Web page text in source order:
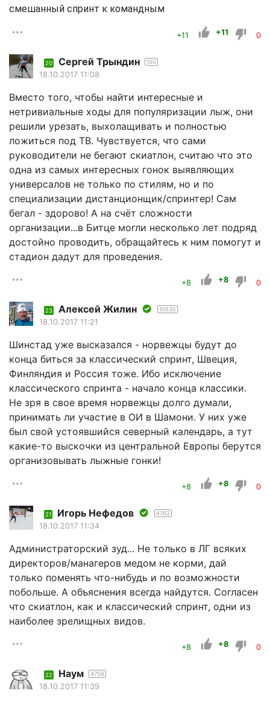
смешанный спринт к командным
+11 +11 0
20 Сергей Трындин 150
18.10.2017 11:08
Вместо того, чтобы найти интересные и
нетривиальные ходы для популяризации лыж, они
решили урезать, выхолащивать и полностью
ложиться под ТВ. Чувствуется, что сами
руководители не бегают скиатлон, считаю что это
одна из самых интересных гонок выявляющих
универсалов не только по стилям, но и по
специализации дистанционщик/спринтер! Сам
бегал - здорово! А на счёт сложности
организации...в Битце могли несколько лет подряд
достойно проводить, обращайтесь к ним помогут и
стадион дадут для проведения.
+8 +8 0
23 Алексей Жилин 10535
18.10.2017 11:21
Шинстад уже высказался - норвежцы будут до
конца биться за классический спринт, Швеция,
Финляндия и Россия тоже. Ибо исключение
классического спринта - начало конца классики.
Не зря в свое время норвежцы долго думали,
принимать ли участие в ОИ в Шамони. У них уже
был свой устоявшийся северный календарь, а тут
какие-то выскочки из центральной Европы берутся
организовывать лыжные гонки!
+8 +8 0
21 Игорь Нефедов 4762
18.10.2017 11:34
Администраторский зуд... Не только в ЛГ всяких
директоров/манагеров медом не корми, дай
только поменять что-нибудь и по возможности
побольше. А объяснения всегда найдутся. Согласен
что скиатлон, как и классический спринт, одни из
наиболее зрелищных видов.
+8 +8 0
22 Наум 4756
18.10.2017 11:39